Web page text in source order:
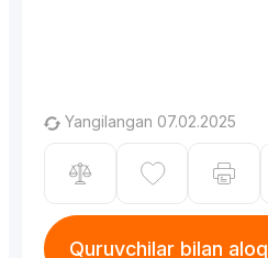
Yangilangan 07.02.2025
Quruvchilar bilan